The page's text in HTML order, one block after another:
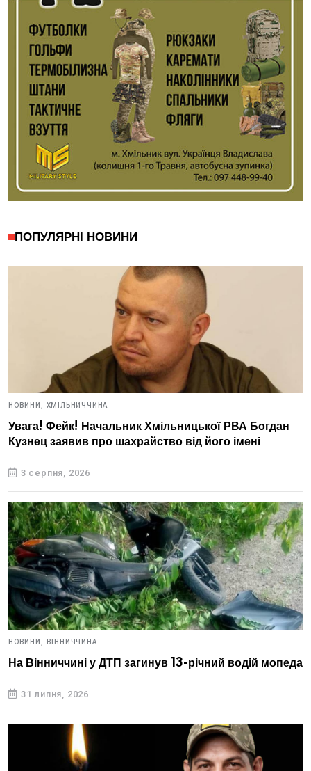
ПОПУЛЯРНІ НОВИНИ
НОВИНИ, ХМІЛЬНИЧЧИНА
Увага! Фейк! Начальник Хмільницької РВА Богдан
Кузнец заявив про шахрайство від його імені
3 серпня, 2026
НОВИНИ, ВІННИЧЧИНА
На Вінниччині у ДТП загинув 13-річний водій мопеда
31 липня, 2026